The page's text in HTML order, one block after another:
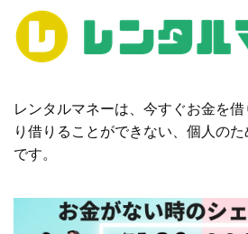
レンタルマネーは、今すぐお金を
り借りることができない、個人の
です。